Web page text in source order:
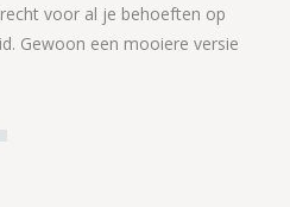
voor al je behoeften op
Gewoon een mooiere versie